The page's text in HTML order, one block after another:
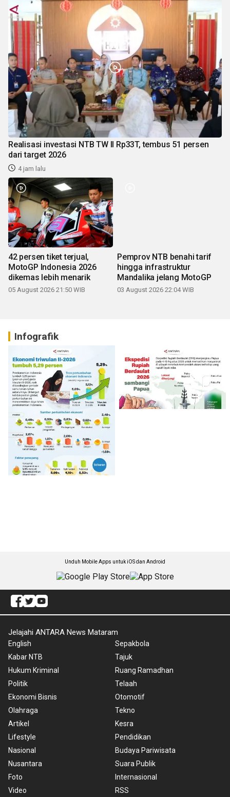
Realisasi investasi NTB TW II Rp33T, tembus 51 persen
dari target 2026
4 jam lalu
42 persen tiket terjual,
MotoGP Indonesia 2026
dikemas lebih menarik
05 August 2026 21:50 WIB
Pemprov NTB benahi tarif
hingga infrastruktur
Mandalika jelang MotoGP
03 August 2026 22:04 WIB
Infografik
Unduh Mobile Apps untuk iOS dan Android
Jelajahi ANTARA News Mataram
English
Kabar NTB
Hukum Kriminal
Politik
Ekonomi Bisnis
Olahraga
Artikel
Lifestyle
Nasional
Nusantara
Foto
Video
Sepakbola
Tajuk
Ruang Ramadhan
Telaah
Otomotif
Tekno
Kesra
Pendidikan
Budaya Pariwisata
Suara Publik
Internasional
RSS